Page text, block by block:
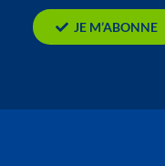
JE M’ABONNE